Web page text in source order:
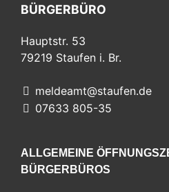
BÜRGERBÜRO
Hauptstr. 53
79219 Staufen i. Br.
meldeamt@staufen.de
07633 805-35
ALLGEMEINE
BÜRGERBÜROS